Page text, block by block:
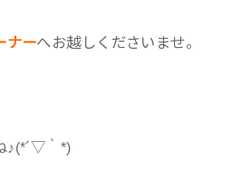
ナーへお越しくださいませ。
♪(*´▽｀*)